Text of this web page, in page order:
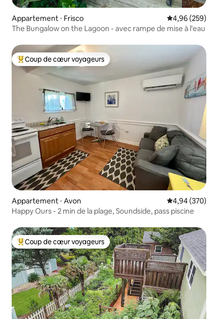
Appartement ⋅ Frisco Évaluation
4,96 (259)
The Bungalow on the Lagoon - avec rampe de mise à l'eau
Coups de cœur voyageurs les plus appréciés
Coup de cœur voyageurs
Appartement ⋅ Avon Évaluation
4,94 (370)
Happy Ours - 2 min de la plage, Soundside, pass piscine
Coups de cœur voyageurs les plus appréciés
Coup de cœur voyageurs